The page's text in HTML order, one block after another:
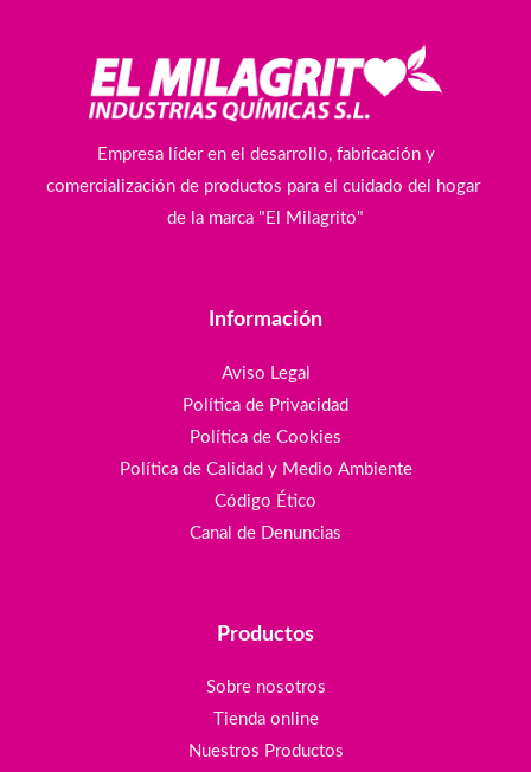
Empresa líder en el desarrollo, fabricación y
comercialización de productos para el cuidado del hogar
de la marca "El Milagrito"
Información
Aviso Legal
Política de Privacidad
Política de Cookies
Política de Calidad y Medio Ambiente
Código Ético
Canal de Denuncias
Productos
Sobre nosotros
Tienda online
Nuestros Productos